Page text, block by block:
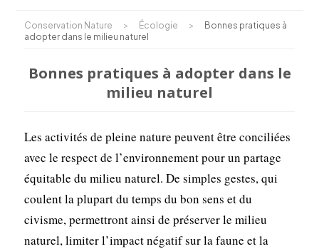
Conservation Nature > Écologie >
Bonnes pratiques à
adopter dans le milieu naturel
Bonnes pratiques à adopter dans le
milieu naturel
Les activités de pleine nature peuvent être conciliées
avec le respect de l’environnement pour un partage
équitable du milieu naturel. De simples gestes, qui
coulent la plupart du temps du bon sens et du
civisme, permettront ainsi de préserver le milieu
naturel, limiter l’impact négatif sur la faune et la